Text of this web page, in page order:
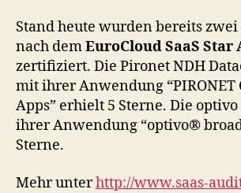
Stand heute wurden bereits
nach demEuroCloud SaaS Star
zertifiziert. Die Pironet NDH
mit ihrer Anwendung “PIRONET
Apps” erhielt 5 Sterne. Die
ihrer Anwendung “optivo®
Sterne.
Mehr unterhttp://www.saas-